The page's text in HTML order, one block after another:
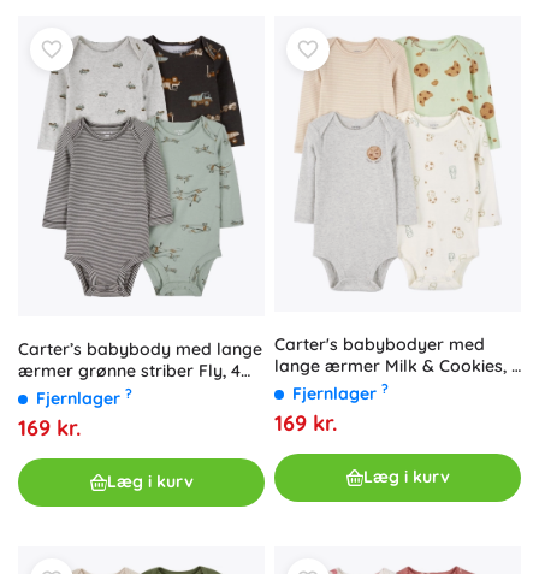
Carter’s babybody med lange
ærmer grønne striber Fly, 4
stk., str. 56
Fjernlager ?
169 kr.
Læg i kurv
Carter's babybodyer med
lange ærmer Milk & Cookies, 4
stk., str. 56
Fjernlager ?
169 kr.
Læg i kurv